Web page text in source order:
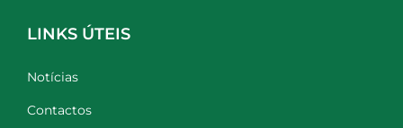
LINKS ÚTEIS
Notícias
Contactos